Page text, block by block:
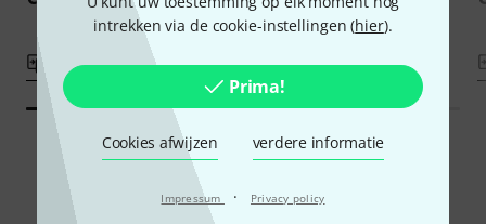
intrekken via de cookie-instellingen (hier).
Prima!
Cookies afwijzen verdere informatie
Impressum · Privacy policy
Vergelijken Vergelijken
Smart Navigator